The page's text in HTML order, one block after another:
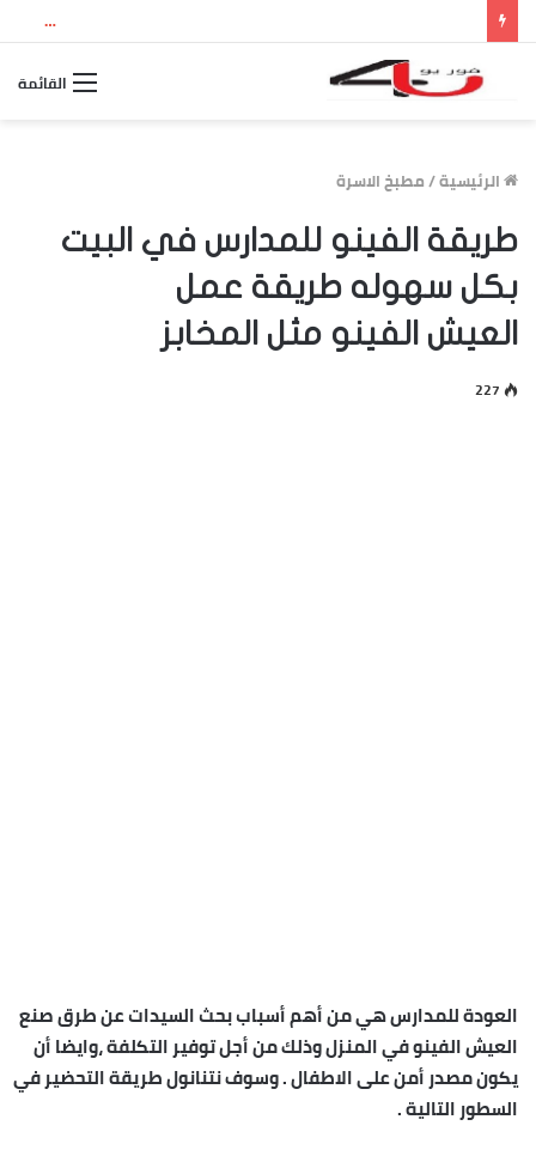
نتيجة الثانوية العامة 2026 بالاسم ورقم الجلوس.. استعلم الآن عن درجاتك والمجموع الكلي
القائمة
الرئيسية/مطبخ الاسرة
طريقة الفينو للمدارس في البيت
بكل سهوله طريقة عمل
العيش الفينو مثل المخابز
227
العودة للمدارس هي من أهم أسباب بحث السيدات عن طرق صنع
العيش الفينو في المنزل وذلك من أجل توفير التكلفة ،وايضا أن
يكون مصدر أمن على الاطفال . وسوف نتنانول طريقة التحضير في
السطور التالية .